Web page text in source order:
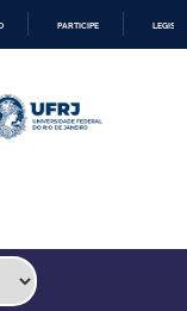
PARTICIPE